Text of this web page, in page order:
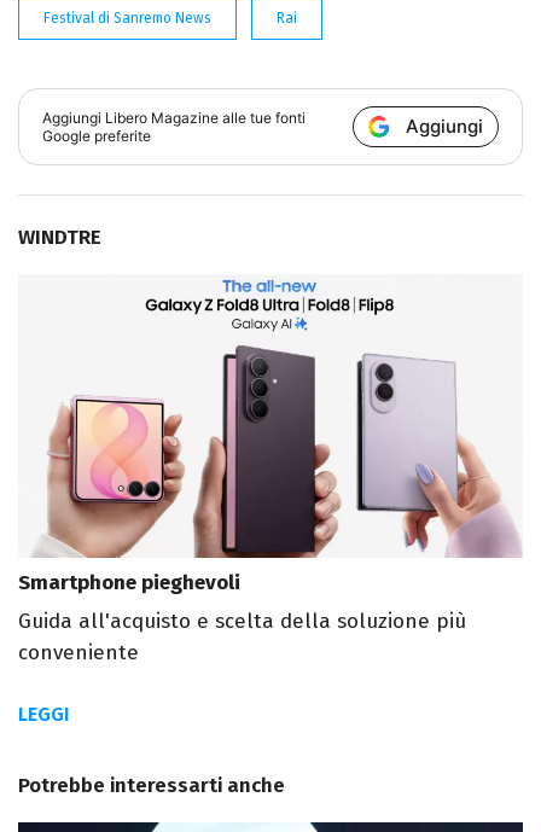
Festival di Sanremo News Rai
Aggiungi Libero Magazine alle tue fonti
Google preferite
Aggiungi
WINDTRE
Smartphone pieghevoli
Guida all'acquisto e scelta della soluzione più
conveniente
LEGGI
Potrebbe interessarti anche